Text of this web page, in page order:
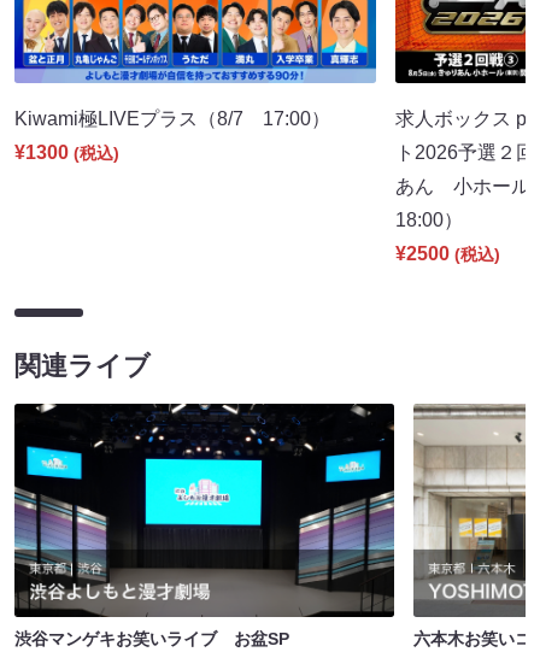
Kiwami極LIVEプラス（8/7 17:00）
¥1300 (税込)
求人ボックス
ト2026予選２
あん 小ホール
18:00）
¥2500 (税込)
関連ライブ
渋谷マンゲキお笑いライブ お盆SP
六本木お笑いコ